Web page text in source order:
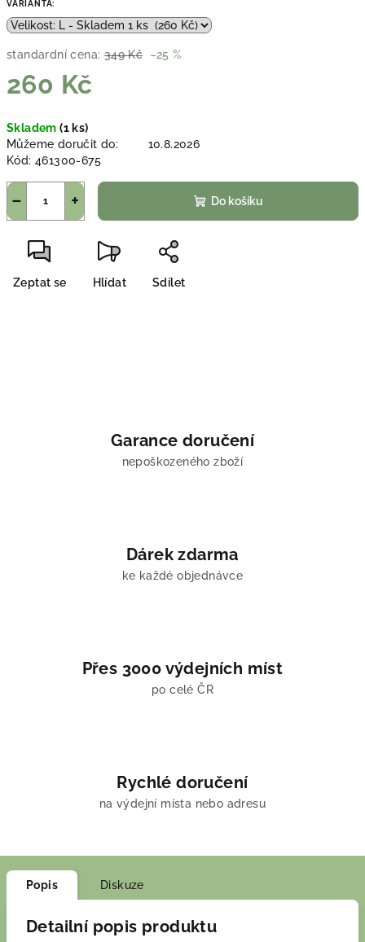
VARIANTA:
standardní cena: 349 Kč –25 %
260 Kč
cena:
Skladem(1 ks)
Můžeme doručit do:
10.8.2026
Kód: 461300-675
+
− Do košíku
Zeptat se Hlídat Sdílet
Garance doručení
nepoškozeného zboží
Dárek zdarma
ke každé objednávce
Přes 3000 výdejních míst
po celé ČR
Rychlé doručení
na výdejní místa nebo adresu
Popis Diskuze
Detailní popis produktu